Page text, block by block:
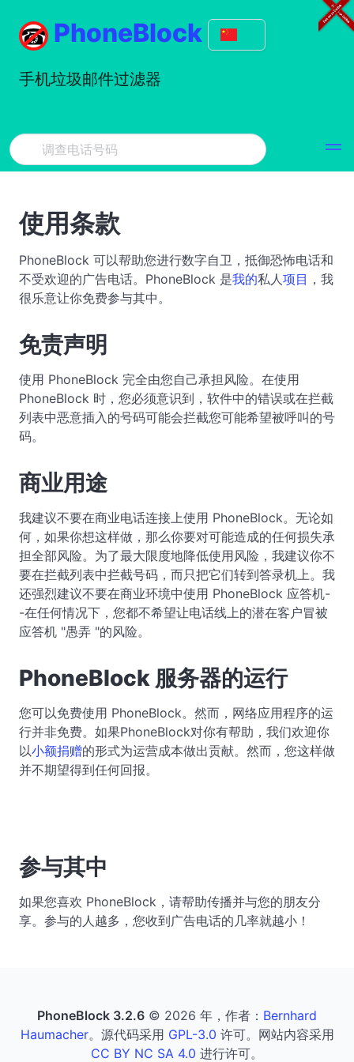
PhoneBlock
手机垃圾邮件过滤器
使用条款
PhoneBlock 可以帮助您进行数字自卫，抵御恐怖电话和
不受欢迎的广告电话。PhoneBlock 是我的私人项目 ，我
很乐意让你免费参与其中。
免责声明
使用 PhoneBlock 完全由您自己承担风险。在使用
PhoneBlock 时，您必须意识到，软件中的错误或在拦截
列表中恶意插入的号码可能会拦截您可能希望被呼叫的号
码。
商业用途
我建议不要在商业电话连接上使用 PhoneBlock。无论如
何，如果你想这样做，那么你要对可能造成的任何损失承
担全部风险。为了最大限度地降低使用风险，我建议你不
要在拦截列表中拦截号码，而只把它们转到答录机上。我
还强烈建议不要在商业环境中使用 PhoneBlock 应答机-
-在任何情况下，您都不希望让电话线上的潜在客户冒被
应答机 "愚弄 "的风险。
PhoneBlock 服务器的运行
您可以免费使用 PhoneBlock。然而，网络应用程序的运
行并非免费。如果PhoneBlock对你有帮助，我们欢迎你
以小额捐赠的形式为运营成本做出贡献。然而，您这样做
并不期望得到任何回报。
参与其中
如果您喜欢 PhoneBlock，请帮助传播并与您的朋友分
享。参与的人越多，您收到广告电话的几率就越小！
PhoneBlock 3.2.6 © 2026 年，作者： Bernhard
Haumacher。源代码采用 GPL-3.0 许可。网站内容采用
CC BY NC SA 4.0 进行许可。